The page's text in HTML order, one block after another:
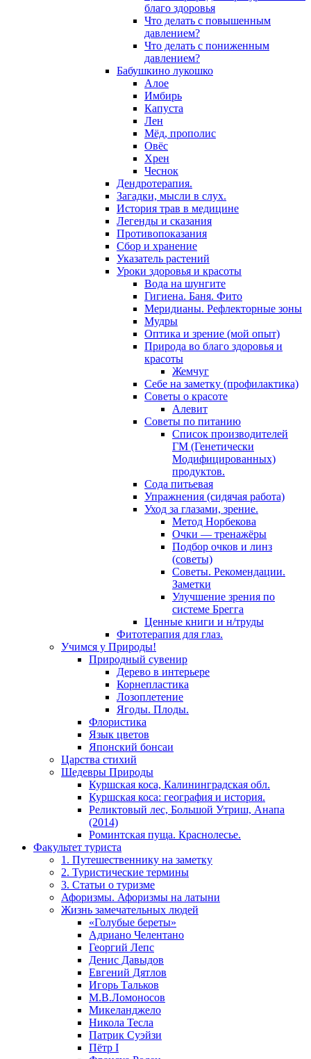
благо здоровья
Что делать с повышенным
давлением?
Что делать с пониженным
давлением?
Бабушкино лукошко
Алое
Имбирь
Капуста
Лен
Мёд, прополис
Овёс
Хрен
Чеснок
Дендротерапия.
Загадки, мысли в слух.
История трав в медицине
Легенды и сказания
Противопоказания
Сбор и хранение
Указатель растений
Уроки здоровья и красоты
Вода на шунгите
Гигиена. Баня. Фито
Меридианы. Рефлекторные зоны
Мудры
Оптика и зрение (мой опыт)
Природа во благо здоровья и
красоты
Жемчуг
Себе на заметку (профилактика)
Советы о красоте
Алевит
Советы по питанию
Cписок производителей
ГМ (Генетически
Модифицированных)
продуктов.
Сода питьевая
Упражнения (сидячая работа)
Уход за глазами, зрение.
Метод Норбекова
Очки — тренажёры
Подбор очков и линз
(советы)
Советы. Рекомендации.
Заметки
Улучшение зрения по
системе Брегга
Ценные книги и н/труды
Фитотерапия для глаз.
Учимся у Природы!
Природный сувенир
Дерево в интерьере
Корнепластика
Лозоплетение
Ягоды. Плоды.
Флористика
Язык цветов
Японский бонсаи
Царства стихий
Шедевры Природы
Куршская коса, Калининградская обл.
Куршская коса: география и история.
Реликтовый лес, Большой Утриш, Анапа
(2014)
Роминтская пуща. Краснолесье.
Факультет туриста
1. Путешественнику на заметку
2. Туристические термины
3. Статьи о туризме
Афоризмы. Афоризмы на латыни
Жизнь замечательных людей
«Голубые береты»
Адриано Челентано
Георгий Лепс
Денис Давыдов
Евгений Дятлов
Игорь Тальков
М.В.Ломоносов
Микеланджело
Никола Тесла
Патрик Суэйзи
Пётр I